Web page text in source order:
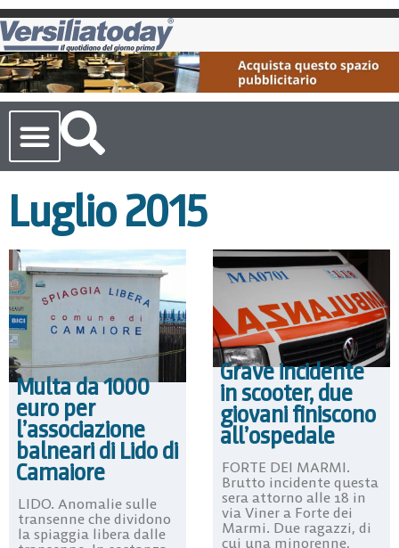
Luglio 2015
Multa da 1000
euro per
l’associazione
balneari di Lido di
Camaiore
LIDO. Anomalie sulle
transenne che dividono
la spiaggia libera dalle
Grave incidente
in scooter, due
giovani finiscono
all’ospedale
FORTE DEI MARMI.
Brutto incidente questa
sera attorno alle 18 in
via Viner a Forte dei
Marmi. Due ragazzi, di
cui una minorenne,